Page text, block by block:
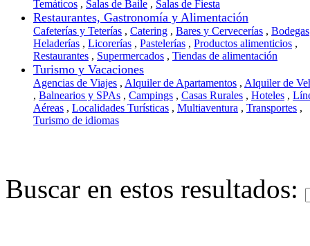
Temáticos , Salas de Baile , Salas de Fiesta
Restaurantes, Gastronomía y Alimentación
Cafeterías y Teterías , Catering , Bares y Cervecerías , Bodegas
Heladerías , Licorerías , Pastelerías , Productos alimenticios ,
Restaurantes , Supermercados , Tiendas de alimentación
Turismo y Vacaciones
Agencias de Viajes , Alquiler de Apartamentos , Alquiler de
, Balnearios y SPAs , Campings , Casas Rurales , Hoteles ,
Aéreas , Localidades Turísticas , Multiaventura , Transportes ,
Turismo de idiomas
Buscar en estos resultados: